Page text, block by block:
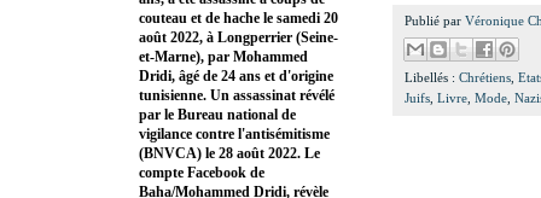
Publié par Véronique
Libellés : Chrétiens,
Juifs, Livre, Mode,
couteau et de hache le samedi 20
août 2022, à Longperrier (Seine-
et-Marne), par Mohammed
Dridi, âgé de 24 ans et d'origine
tunisienne. Un assassinat révélé
par le Bureau national de
vigilance contre l'antisémitisme
(BNVCA) le 28 août 2022. Le
compte Facebook de
Baha/Mohammed Dridi, révèle